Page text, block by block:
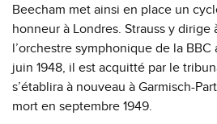
Beecham met ainsi en place un
honneur à Londres. Strauss y dirige
l’orchestre symphonique de la BBC
juin 1948, il est acquitté par le
s’établira à nouveau à Garmisch-
mort en septembre 1949.